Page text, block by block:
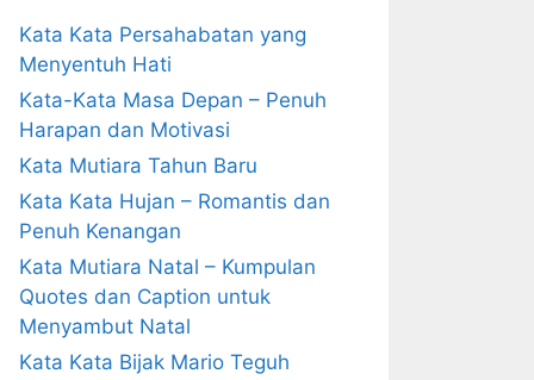
Kata Kata Persahabatan yang
Menyentuh Hati
Kata-Kata Masa Depan – Penuh
Harapan dan Motivasi
Kata Mutiara Tahun Baru
Kata Kata Hujan – Romantis dan
Penuh Kenangan
Kata Mutiara Natal – Kumpulan
Quotes dan Caption untuk
Menyambut Natal
Kata Kata Bijak Mario Teguh